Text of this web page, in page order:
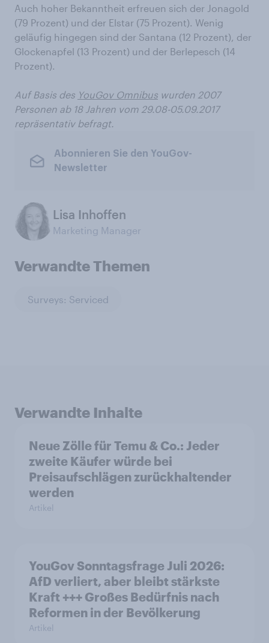
Auch hoher Bekanntheit erfreuen sich der Jonagold
(79 Prozent) und der Elstar (75 Prozent). Wenig
geläufig hingegen sind der Santana (12 Prozent), der
Glockenapfel (13 Prozent) und der Berlepesch (14
Prozent).
Auf Basis des YouGov Omnibus wurden 2007
Personen ab 18 Jahren vom 29.08-05.09.2017
repräsentativ befragt.
Abonnieren Sie den YouGov-
Newsletter
Lisa Inhoffen
Marketing Manager
Verwandte Themen
Surveys: Serviced
Verwandte Inhalte
Neue Zölle für Temu & Co.: Jeder
zweite Käufer würde bei
Preisaufschlägen zurückhaltender
werden
Artikel
YouGov Sonntagsfrage Juli 2026:
AfD verliert, aber bleibt stärkste
Kraft +++ Großes Bedürfnis nach
Reformen in der Bevölkerung
Artikel